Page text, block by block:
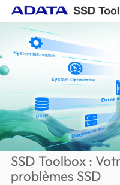
SSD Toolbox :
problèmes SSD